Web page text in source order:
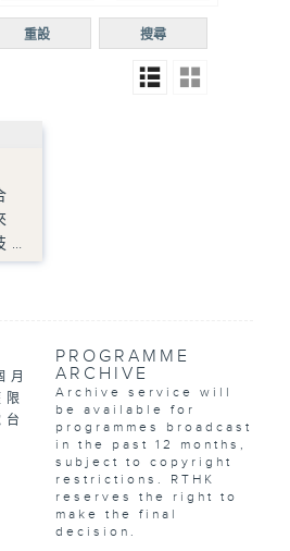
普通
搜尋
重設
…
月
PROGRAMME
ARCHIVE
Archive service will
be available for
programmes broadcast
in the past 12 months,
subject to copyright
restrictions. RTHK
reserves the right to
make the final
decision.